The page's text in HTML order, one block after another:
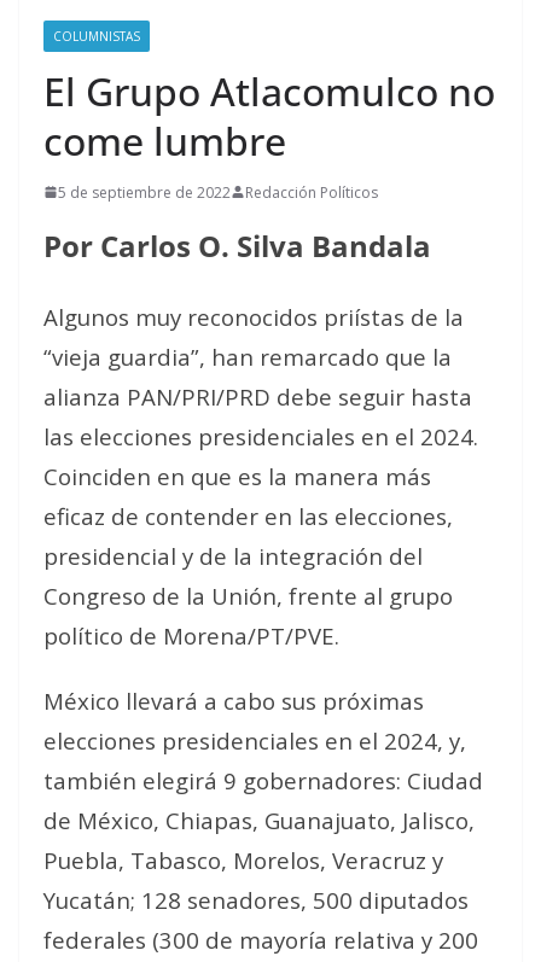
COLUMNISTAS
El Grupo Atlacomulco no
come lumbre
5 de septiembre de 2022 Redacción Políticos
Por Carlos O. Silva Bandala
Algunos muy reconocidos priístas de la
“vieja guardia”, han remarcado que la
alianza PAN/PRI/PRD debe seguir hasta
las elecciones presidenciales en el 2024.
Coinciden en que es la manera más
eficaz de contender en las elecciones,
presidencial y de la integración del
Congreso de la Unión, frente al grupo
político de Morena/PT/PVE.
México llevará a cabo sus próximas
elecciones presidenciales en el 2024, y,
también elegirá 9 gobernadores: Ciudad
de México, Chiapas, Guanajuato, Jalisco,
Puebla, Tabasco, Morelos, Veracruz y
Yucatán; 128 senadores, 500 diputados
federales (300 de mayoría relativa y 200